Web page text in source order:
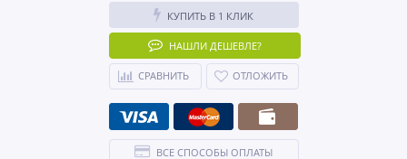
КУПИТЬ В 1 КЛИК
НАШЛИ ДЕШЕВЛЕ?
СРАВНИТЬ ОТЛОЖИТЬ
ВСЕ СПОСОБЫ ОПЛАТЫ